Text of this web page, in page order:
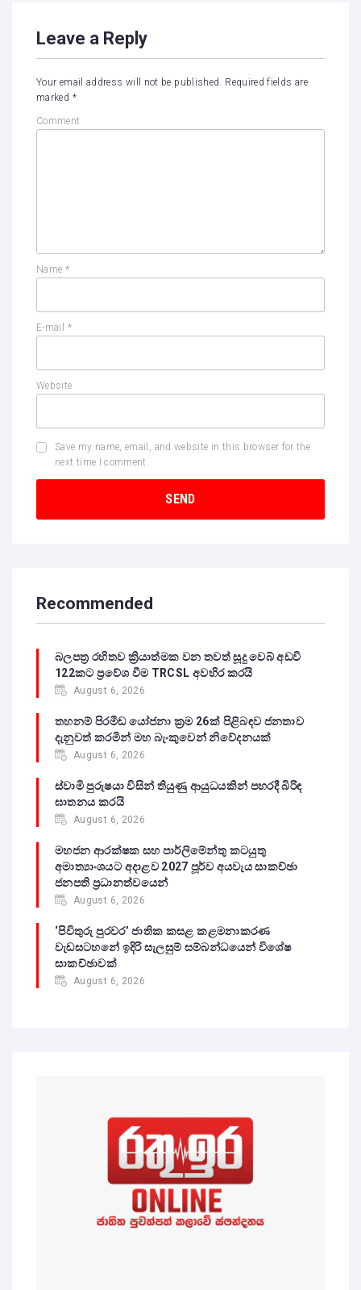
Leave a Reply
Your email address will not be published.
Required fields are
marked *
Comment
Name *
E-mail *
Website
Save my name, email, and website in this browser for the
next time I comment.
Recommended
බලපත්‍ර රහිතව ක්‍රියාත්මක වන තවත් සූදු වෙබ් අඩවි
122කට ප්‍රවේශ වීම TRCSL අවහිර කරයි
August 6, 2026
තහනම් පිරමීඩ යෝජනා ක්‍රම 26ක් පිළිබඳව ජනතාව
දැනුවත් කරමින් මහ බැංකුවෙන් නිවේදනයක්
August 6, 2026
ස්වාමි පුරුෂයා විසින් තියුණු ආයුධයකින් පහරදී බිරිඳ
ඝාතනය කරයි
August 6, 2026
මහජන ආරක්ෂක සහ පාර්ලිමේන්තු කටයුතු
අමාත්‍යාංශයට අදාළව 2027 පූර්ව අයවැය සාකච්ඡා
ජනපති ප්‍රධානත්වයෙන්
August 6, 2026
‘පිවිතුරු පුරවර’ ජාතික කසළ කළමනාකරණ
වැඩසටහනේ ඉදිරි සැලසුම් සම්බන්ධයෙන් විශේෂ
සාකච්ඡාවක්
August 6, 2026